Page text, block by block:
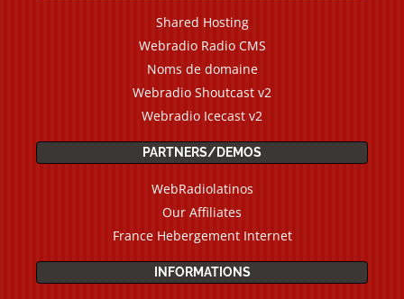
Shared Hosting
Webradio Radio CMS
Noms de domaine
Webradio Shoutcast v2
Webradio Icecast v2
PARTNERS/DEMOS
WebRadiolatinos
Our Affiliates
France Hebergement Internet
INFORMATIONS